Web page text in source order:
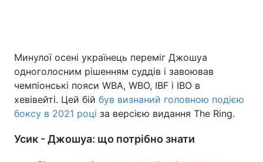
Минулої осені українець переміг Джошуа
одноголосним рішенням суддів і завоював
чемпіонські пояси WBA, WBO, IBF і IBO в
хевівейті. Цей бій був визнаний головною подією
боксу в 2021 році за версією видання The Ring.
Усик - Джошуа: що потрібно знати